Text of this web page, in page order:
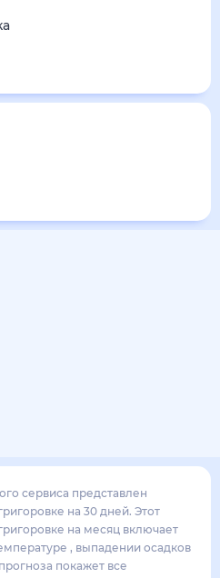
сервиса представлен
на 30 дней. Этот
на месяц включает
, выпадении осадков
покажет все